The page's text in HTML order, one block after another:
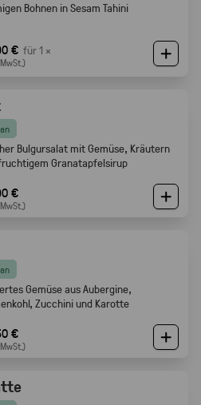
Bohnen in Sesam Tahini
€ für 1 ×
Bulgursalat mit Gemüse, Kräutern
Granatapfelsirup
€
Gemüse aus Aubergine,
Zucchini und Karotte
€